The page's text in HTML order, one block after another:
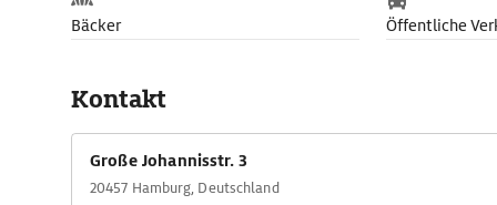
Bäcker Öffentliche
Kontakt
Große Johannisstr. 3
20457 Hamburg, Deutschland